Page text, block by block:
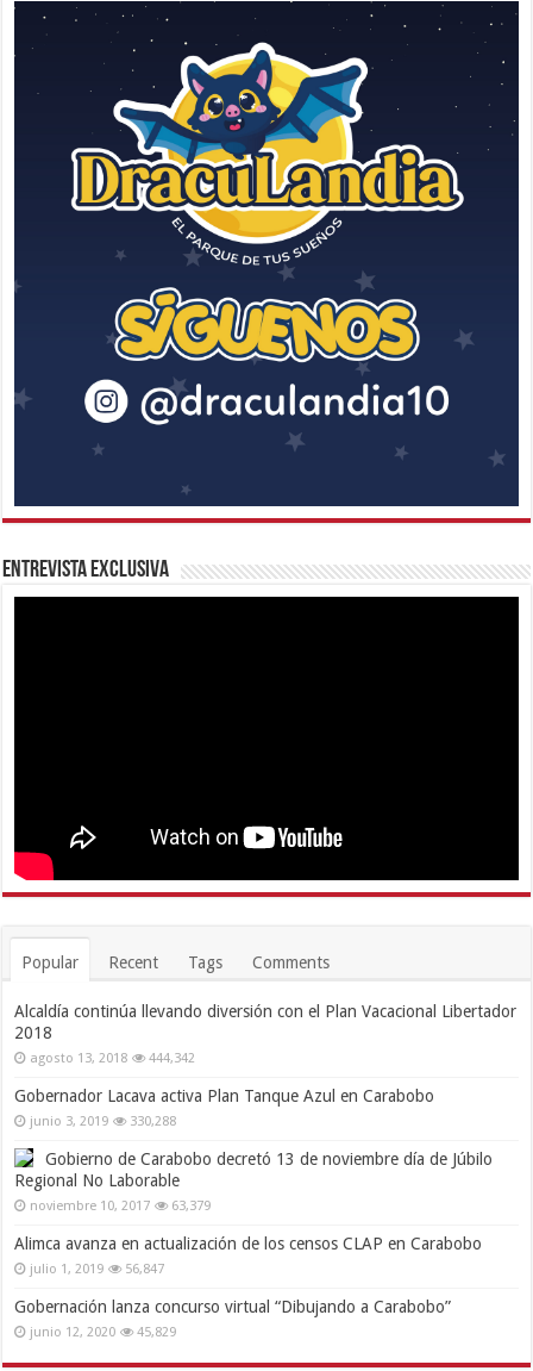
Entrevista Exclusiva
Popular Recent Tags Comments
Alcaldía continúa llevando diversión con el Plan Vacacional Libertador
2018
agosto 13, 2018 444,342
Gobernador Lacava activa Plan Tanque Azul en Carabobo
junio 3, 2019 330,288
Gobierno de Carabobo decretó 13 de noviembre día de Júbilo
Regional No Laborable
noviembre 10, 2017 63,379
Alimca avanza en actualización de los censos CLAP en Carabobo
julio 1, 2019 56,847
Gobernación lanza concurso virtual “Dibujando a Carabobo”
junio 12, 2020 45,829